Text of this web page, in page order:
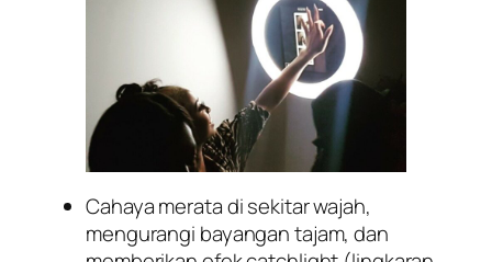
Cahaya merata di sekitar wajah,
mengurangi bayangan tajam, dan